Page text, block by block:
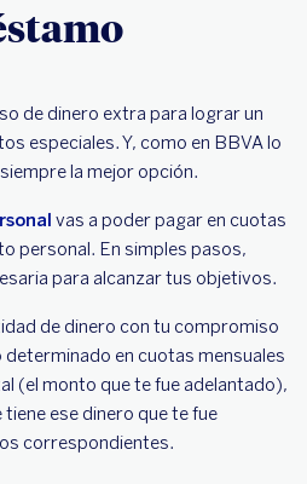
un préstamo?
tips:
de dinero extra para lograr un
especiales. Y, como en BBVA lo
la mejor opción.
vas a poder pagar en cuotas
personal. En simples pasos,
para alcanzar tus objetivos.
de dinero con tu compromiso
en cuotas mensuales
(el monto que te fue adelantado),
ese dinero que te fue
correspondientes.